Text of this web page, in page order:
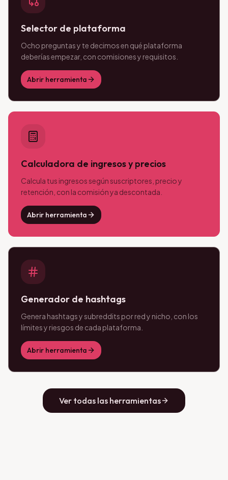
Selector de plataforma
Ocho preguntas y te decimos en qué plataforma
deberías empezar, con comisiones y requisitos.
Abrir herramienta
Calculadora de ingresos y precios
Calcula tus ingresos según suscriptores, precio y
retención, con la comisión ya descontada.
Abrir herramienta
Generador de hashtags
Genera hashtags y subreddits por red y nicho, con los
límites y riesgos de cada plataforma.
Abrir herramienta
Ver todas las herramientas